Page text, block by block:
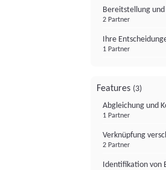
Bereitstellung
2 Partner
Ihre
1 Partner
Features (3)
Abgleichung und
1 Partner
Verknüpfung
2 Partner
Identifikation von